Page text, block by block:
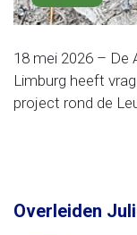
18 mei 2026 – De
Limburg heeft
project rond de
Overleiden